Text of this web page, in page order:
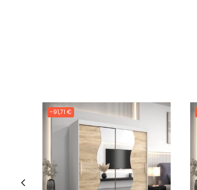
-91,71 €